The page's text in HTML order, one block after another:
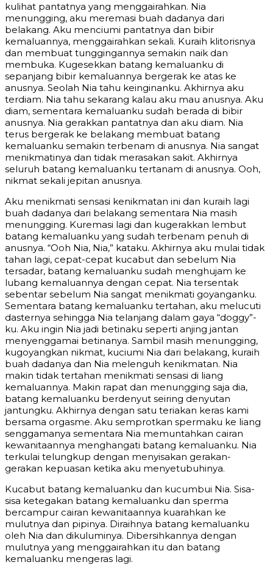
kulihat pantatnya yang menggairahkan. Nia
menungging, aku meremasi buah dadanya dari
belakang. Aku menciumi pantatnya dan bibir
kemaluannya, menggairahkan sekali. Kuraih klitorisnya
dan membuat tunggingannya semakin naik dan
membuka. Kugesekkan batang kemaluanku di
sepanjang bibir kemaluannya bergerak ke atas ke
anusnya. Seolah Nia tahu keinginanku. Akhirnya aku
terdiam. Nia tahu sekarang kalau aku mau anusnya. Aku
diam, sementara kemaluanku sudah berada di bibir
anusnya. Nia gerakkan pantatnya dan aku diam. Nia
terus bergerak ke belakang membuat batang
kemaluanku semakin terbenam di anusnya. Nia sangat
menikmatinya dan tidak merasakan sakit. Akhirnya
seluruh batang kemaluanku tertanam di anusnya. Ooh,
nikmat sekali jepitan anusnya.
Aku menikmati sensasi kenikmatan ini dan kuraih lagi
buah dadanya dari belakang sementara Nia masih
menungging. Kuremasi lagi dan kugerakkan lembut
batang kemaluanku yang sudah terbenam penuh di
anusnya. “Ooh Nia, Nia,” kataku. Akhirnya aku mulai tidak
tahan lagi, cepat-cepat kucabut dan sebelum Nia
tersadar, batang kemaluanku sudah menghujam ke
lubang kemaluannya dengan cepat. Nia tersentak
sebentar sebelum Nia sangat menikmati goyanganku.
Sementara batang kemaluanku tertahan, aku melucuti
dasternya sehingga Nia telanjang dalam gaya “doggy”-
ku. Aku ingin Nia jadi betinaku seperti anjing jantan
menyenggamai betinanya. Sambil masih menungging,
kugoyangkan nikmat, kuciumi Nia dari belakang, kuraih
buah dadanya dan Nia melenguh kenikmatan. Nia
makin tidak tertahan menikmati sensasi di liang
kemaluannya. Makin rapat dan menungging saja dia,
batang kemaluanku berdenyut seiring denyutan
jantungku. Akhirnya dengan satu teriakan keras kami
bersama orgasme. Aku semprotkan spermaku ke liang
senggamanya sementara Nia memuntahkan cairan
kewanitaannya menghangati batang kemaluanku. Nia
terkulai telungkup dengan menyisakan gerakan-
gerakan kepuasan ketika aku menyetubuhinya.
Kucabut batang kemaluanku dan kucumbui Nia. Sisa-
sisa ketegakan batang kemaluanku dan sperma
bercampur cairan kewanitaannya kuarahkan ke
mulutnya dan pipinya. Diraihnya batang kemaluanku
oleh Nia dan dikuluminya. Dibersihkannya dengan
mulutnya yang menggairahkan itu dan batang
kemaluanku mengeras lagi.